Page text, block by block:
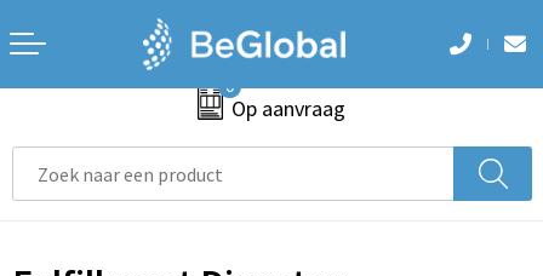
0
Op aanvraag
Aanstekers
Anti-stress
Bidons en Sportflessen
Elektronica, Gadgets en USB
Accessoires voor tassen
Aktetassen
Autotassen
Boodschappentassen
Badtextiel en Douche
Blazers
Bodywarmers
Broeken en Rokken
Armwarmers
Bodywarmers
Broeken
Caps, Hoeden en Mutsen
Hoteltextiel
Been- en voetbescherming
Bodywarmers
Broeken en Rokken